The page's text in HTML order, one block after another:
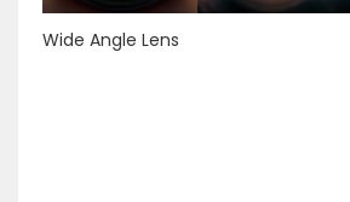
Wide Angle Lens